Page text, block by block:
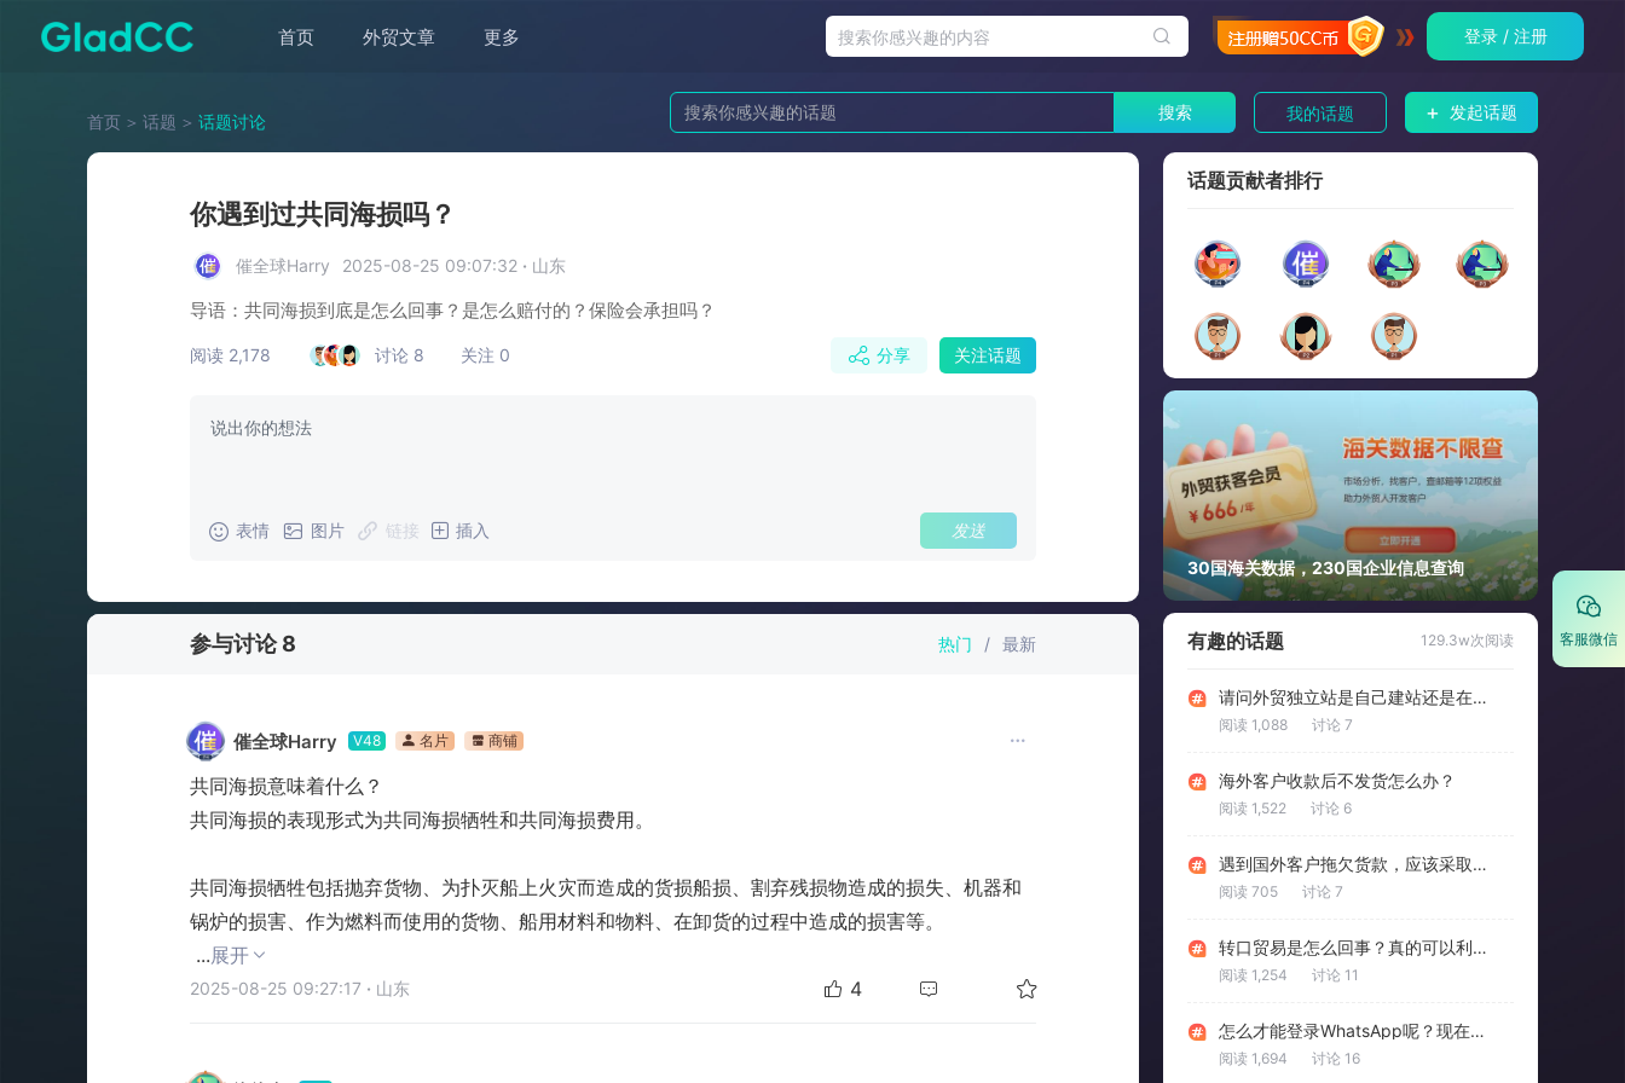
首页 外贸文章 更多 登录 / 注册
客服微信
首页 ＞ 话题 ＞ 话题讨论 搜索 我的话题 + 发起话题
你遇到过共同海损吗？
催全球Harry 2025-08-25 09:07:32 · 山东
导语：共同海损到底是怎么回事？是怎么赔付的？保险会承担吗？
阅读 2,178 讨论 8 关注 0 分享 关注话题
表情 图片 链接 插入 发送
参与讨论 8 热门 / 最新
催全球Harry V48 名片 商铺
共同海损意味着什么？
共同海损的表现形式为共同海损牺牲和共同海损费用。
共同海损牺牲包括抛弃货物、为扑灭船上火灾而造成的货损船损、割弃残损物造成的损失、机器和
锅炉的损害、作为燃料而使用的货物、船用材料和物料、在卸货的过程中造成的损害等。
...展开
2025-08-25 09:27:17 · 山东 4
话题贡献者排行
30国海关数据，230国企业信息查询
有趣的话题 129.3w次阅读
请问外贸独立站是自己建站还是在一些平台上搭建网站呀？
阅读 1,088 讨论 7
海外客户收款后不发货怎么办？
阅读 1,522 讨论 6
遇到国外客户拖欠货款，应该采取哪些补救措施？
阅读 705 讨论 7
转口贸易是怎么回事？真的可以利用转口贸易规避掉关税吗？
阅读 1,254 讨论 11
怎么才能登录WhatsApp呢？现在WhatsApp问题很多啊。
阅读 1,694 讨论 16